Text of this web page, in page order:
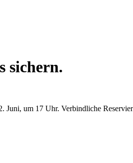
sichern.
um 17 Uhr. Verbindliche